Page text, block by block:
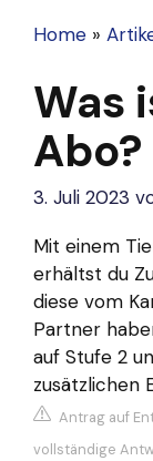
Home »
Was
Abo?
3. Juli 2023
Mit einem
erhältst du
diese vom
Partner
auf Stufe 2
zusätzlichen
Antrag auf
vollständige